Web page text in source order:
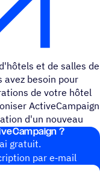
et de salles de
besoin pour
de votre hôtel
ActiveCampaign
d'un nouveau
lead. ?
gratuit.
par e‑mail